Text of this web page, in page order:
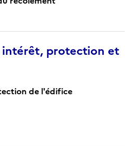
protection et
de l'édifice